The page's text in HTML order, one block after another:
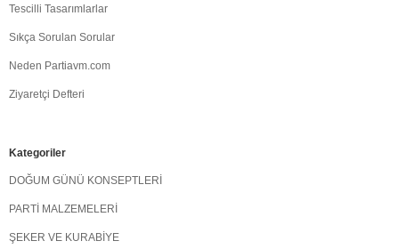
Tescilli Tasarımlarlar
Sıkça Sorulan Sorular
Neden Partiavm.com
Ziyaretçi Defteri
Kategoriler
DOĞUM GÜNÜ KONSEPTLERİ
PARTİ MALZEMELERİ
ŞEKER VE KURABİYE